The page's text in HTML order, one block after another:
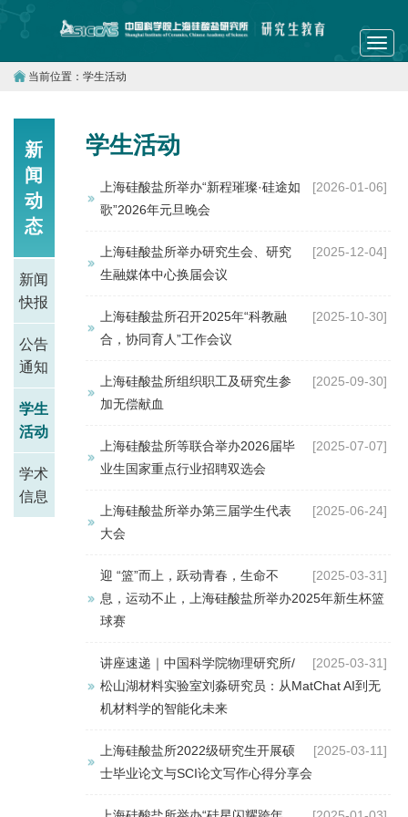
当前位置： 学生活动
新
闻
动
态
新闻
快报
公告
通知
学生
活动
学术
信息
学生活动
[2026-01-06]
上海硅酸盐所举办“新程璀璨·硅途如
歌”2026年元旦晚会
[2025-12-04]
上海硅酸盐所举办研究生会、研究
生融媒体中心换届会议
[2025-10-30]
上海硅酸盐所召开2025年“科教融
合，协同育人”工作会议
[2025-09-30]
上海硅酸盐所组织职工及研究生参
加无偿献血
[2025-07-07]
上海硅酸盐所等联合举办2026届毕
业生国家重点行业招聘双选会
[2025-06-24]
上海硅酸盐所举办第三届学生代表
大会
[2025-03-31]
迎 “篮”而上，跃动青春，生命不
息，运动不止，上海硅酸盐所举办2025年新生杯篮
球赛
[2025-03-31]
讲座速递｜中国科学院物理研究所/
松山湖材料实验室刘淼研究员：从MatChat AI到无
机材料学的智能化未来
[2025-03-11]
上海硅酸盐所2022级研究生开展硕
士毕业论文与SCI论文写作心得分享会